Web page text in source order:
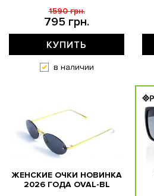
795 грн.
1590 грн.
КУПИТЬ
в наличии
ЖЕНСКИЕ ОЧКИ НОВИНКА
2026 ГОДА OVAL-BL